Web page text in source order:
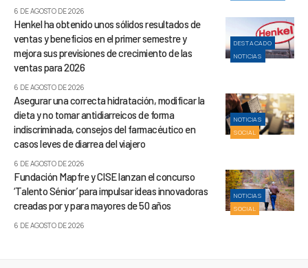
6 DE AGOSTO DE 2026
DESTACADO
NOTICIAS
Henkel ha obtenido unos sólidos resultados de
ventas y beneficios en el primer semestre y
mejora sus previsiones de crecimiento de las
ventas para 2026
6 DE AGOSTO DE 2026
NOTICIAS
SOCIAL
Asegurar una correcta hidratación, modificar la
dieta y no tomar antidiarreicos de forma
indiscriminada, consejos del farmacéutico en
casos leves de diarrea del viajero
6 DE AGOSTO DE 2026
NOTICIAS
SOCIAL
Fundación Mapfre y CISE lanzan el concurso
‘Talento Sénior’ para impulsar ideas innovadoras
creadas por y para mayores de 50 años
6 DE AGOSTO DE 2026